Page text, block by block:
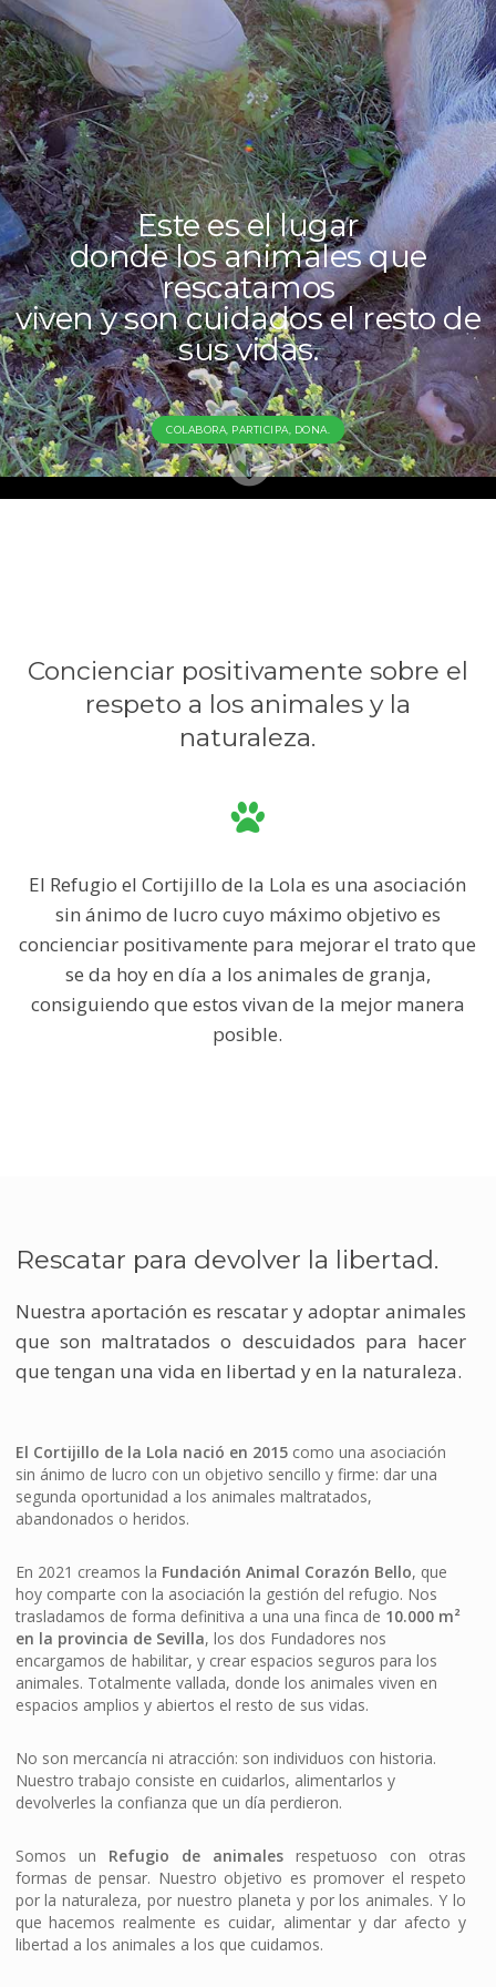
Este es el lugar
donde los animales que
rescatamos
viven y son cuidados el resto de
sus vidas.
COLABORA, PARTICIPA, DONA.
Concienciar positivamente sobre el
respeto a los animales y la
naturaleza.
El Refugio el Cortijillo de la Lola es una asociación
sin ánimo de lucro cuyo máximo objetivo es
concienciar positivamente para mejorar el trato que
se da hoy en día a los animales de granja,
consiguiendo que estos vivan de la mejor manera
posible.
Rescatar para devolver la libertad.
Nuestra aportación es rescatar y adoptar animales
que son maltratados o descuidados para hacer
que tengan una vida en libertad y en la naturaleza.
El Cortijillo de la Lola nació en 2015como una asociación
sin ánimo de lucro con un objetivo sencillo y firme: dar una
segunda oportunidad a los animales maltratados,
abandonados o heridos.
En 2021 creamos la Fundación Animal Corazón Bello, que
hoy comparte con la asociación la gestión del refugio. Nos
trasladamos de forma definitiva a una una finca de 10.000 m²
en la provincia de Sevilla, los dos Fundadores nos
encargamos de habilitar, y crear espacios seguros para los
animales. Totalmente vallada, donde los animales viven en
espacios amplios y abiertos el resto de sus vidas.
No son mercancía ni atracción: son individuos con historia.
Nuestro trabajo consiste en cuidarlos, alimentarlos y
devolverles la confianza que un día perdieron.
Somos un Refugio de animalesrespetuoso con otras
formas de pensar. Nuestro objetivo es promover el respeto
por la naturaleza, por nuestro planeta y por los animales. Y lo
que hacemos realmente es cuidar, alimentar y dar afecto y
libertad a los animales a los que cuidamos.